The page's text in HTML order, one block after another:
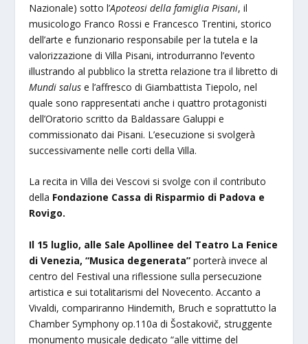
Nazionale) sotto l’Apoteosi della famiglia Pisani, il
musicologo Franco Rossi e Francesco Trentini, storico
dell’arte e funzionario responsabile per la tutela e la
valorizzazione di Villa Pisani, introdurranno l’evento
illustrando al pubblico la stretta relazione tra il libretto di
Mundi salus e l’affresco di Giambattista Tiepolo, nel
quale sono rappresentati anche i quattro protagonisti
dell’Oratorio scritto da Baldassare Galuppi e
commissionato dai Pisani. L’esecuzione si svolgerà
successivamente nelle corti della Villa.
La recita in Villa dei Vescovi si svolge con il contributo
della Fondazione Cassa di Risparmio di Padova e
Rovigo.
Il 15 luglio, alle Sale Apollinee del Teatro La Fenice
di Venezia, “Musica degenerata” porterà invece al
centro del Festival una riflessione sulla persecuzione
artistica e sui totalitarismi del Novecento. Accanto a
Vivaldi, compariranno Hindemith, Bruch e soprattutto la
Chamber Symphony op.110a di Šostakovič, struggente
monumento musicale dedicato “alle vittime del